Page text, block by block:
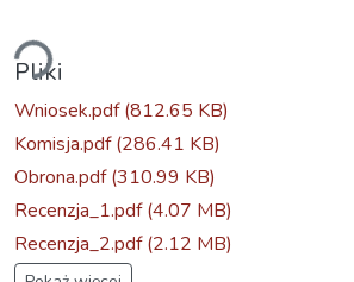
Pliki
Wniosek.pdf(812.65 KB)
Komisja.pdf(286.41 KB)
Obrona.pdf(310.99 KB)
Recenzja_1.pdf(4.07 MB)
Recenzja_2.pdf(2.12 MB)